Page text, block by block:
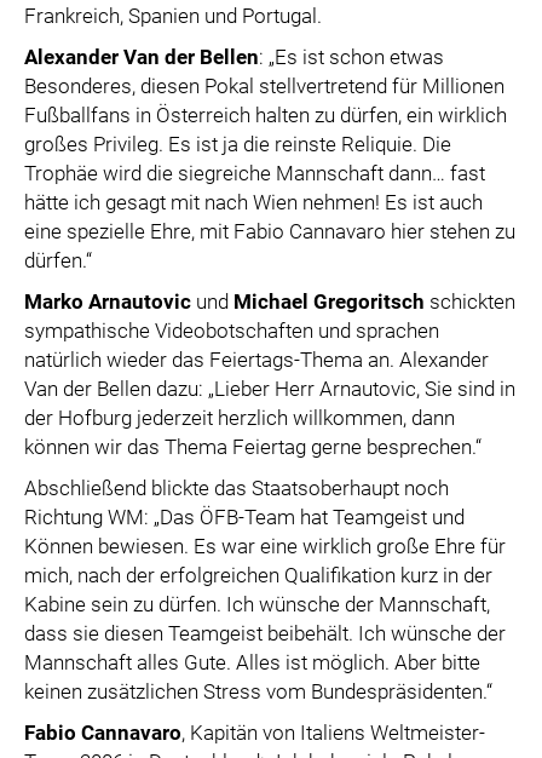
Frankreich, Spanien und Portugal.
Alexander Van der Bellen: „Es ist schon etwas
Besonderes, diesen Pokal stellvertretend für Millionen
Fußballfans in Österreich halten zu dürfen, ein wirklich
großes Privileg. Es ist ja die reinste Reliquie. Die
Trophäe wird die siegreiche Mannschaft dann… fast
hätte ich gesagt mit nach Wien nehmen! Es ist auch
eine spezielle Ehre, mit Fabio Cannavaro hier stehen zu
dürfen.“
Marko Arnautovic und Michael Gregoritsch schickten
sympathische Videobotschaften und sprachen
natürlich wieder das Feiertags-Thema an. Alexander
Van der Bellen dazu: „Lieber Herr Arnautovic, Sie sind in
der Hofburg jederzeit herzlich willkommen, dann
können wir das Thema Feiertag gerne besprechen.“
Abschließend blickte das Staatsoberhaupt noch
Richtung WM: „Das ÖFB-Team hat Teamgeist und
Können bewiesen. Es war eine wirklich große Ehre für
mich, nach der erfolgreichen Qualifikation kurz in der
Kabine sein zu dürfen. Ich wünsche der Mannschaft,
dass sie diesen Teamgeist beibehält. Ich wünsche der
Mannschaft alles Gute. Alles ist möglich. Aber bitte
keinen zusätzlichen Stress vom Bundespräsidenten.“
Fabio Cannavaro, Kapitän von Italiens Weltmeister-